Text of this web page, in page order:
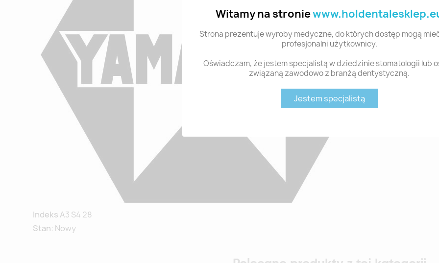
Witamy na stronie
Strona prezentuje wyroby medyczne, do których dostęp mogą
profesjonalni użytkownicy.
Oświadczam, że jestem specjalistą w dziedzinie stomatologii lub
związaną zawodowo z branżą dentystyczną.
Jestem specjalistą
Indeks A3 S4 28
Stan: Nowy